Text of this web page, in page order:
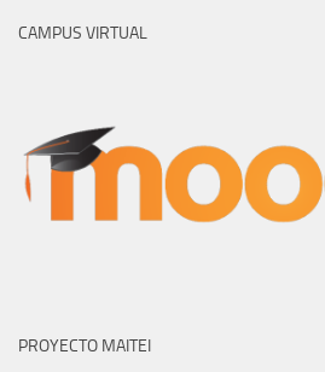
CAMPUS VIRTUAL
PROYECTO MAITEI